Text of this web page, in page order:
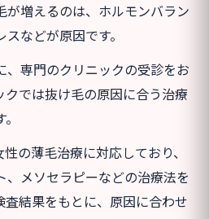
が増えるのは、ホルモンバラン
などが原因です。
、専門のクリニックの受診をお
クでは抜け毛の原因に合う治療
の薄毛治療に対応しており、
メソセラピーなどの治療法を
査結果をもとに、原因に合わせ